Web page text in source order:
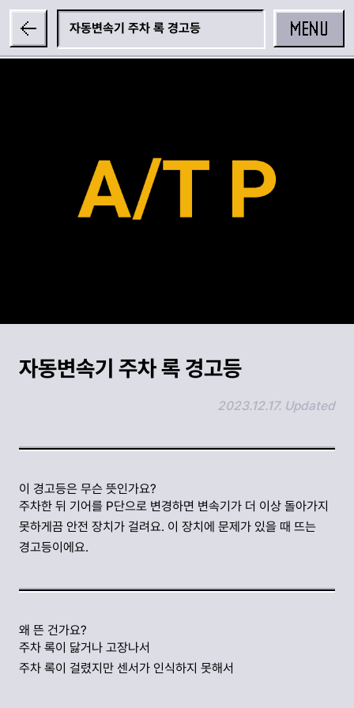
MENU
자동변속기 주차 록 경고등
자동변속기 주차 록 경고등
2023.12.17. Updated
이 경고등은 무슨 뜻인가요?
주차한 뒤 기어를 P단으로 변경하면 변속기가 더 이상 돌아가지
못하게끔 안전 장치가 걸려요. 이 장치에 문제가 있을 때 뜨는
경고등이에요.
왜 뜬 건가요?
주차 록이 닳거나 고장나서
주차 록이 걸렸지만 센서가 인식하지 못해서
링크 복사하기